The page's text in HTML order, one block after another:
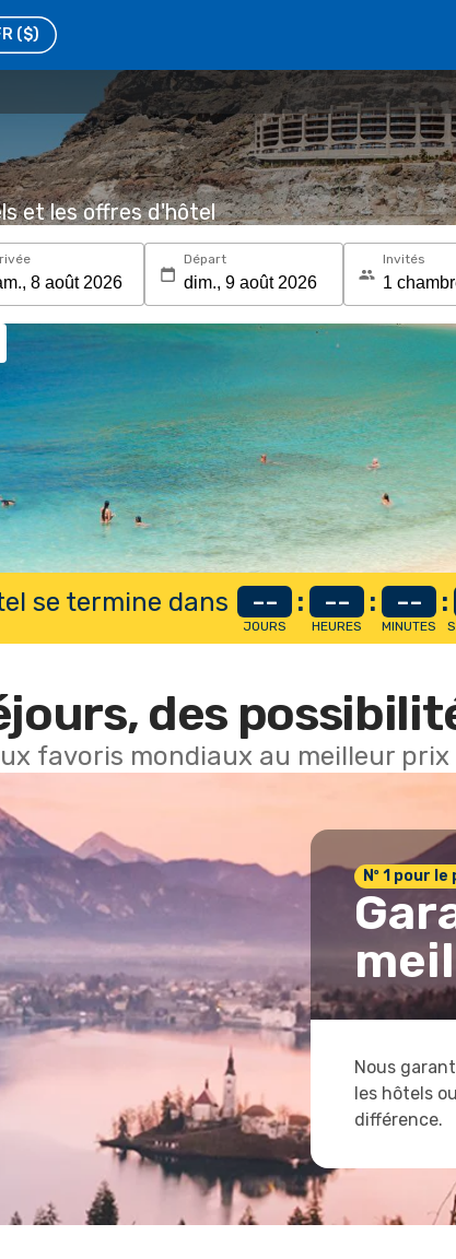
($)
et les offres d'hôtel
Départ Invités
se termine dans --
JOURS
: --
HEURES
: --
MINUTES
:
des
favoris mondiaux au meilleur
Nº 1 pour le
Nous
les hôtels
différence.